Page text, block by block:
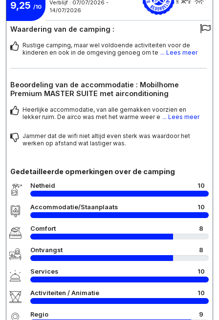
9,25 /10
Verblijf : 07/07/2026 -
14/07/2026
Waardering van de camping :
Rustige camping, maar wel voldoende activiteiten voor de
kinderen en ook in de omgeving genoeg om te ... Lees meer
Beoordeling van de accommodatie : Mobilhome
Premium MASTER SUITE met airconditioning
Heerlijke accommodatie, van alle gemakken voorzien en
lekker ruim. De airco was met het warme weer e ... Lees meer
Jammer dat de wifi niet altijd even sterk was waardoor het
werken op afstand wat lastiger was.
Gedetailleerde opmerkingen over de camping
Netheid 10
Accommodatie/Staanplaats 10
Comfort 8
Ontvangst 8
Services 10
Activiteiten / Animatie 10
Regio 9